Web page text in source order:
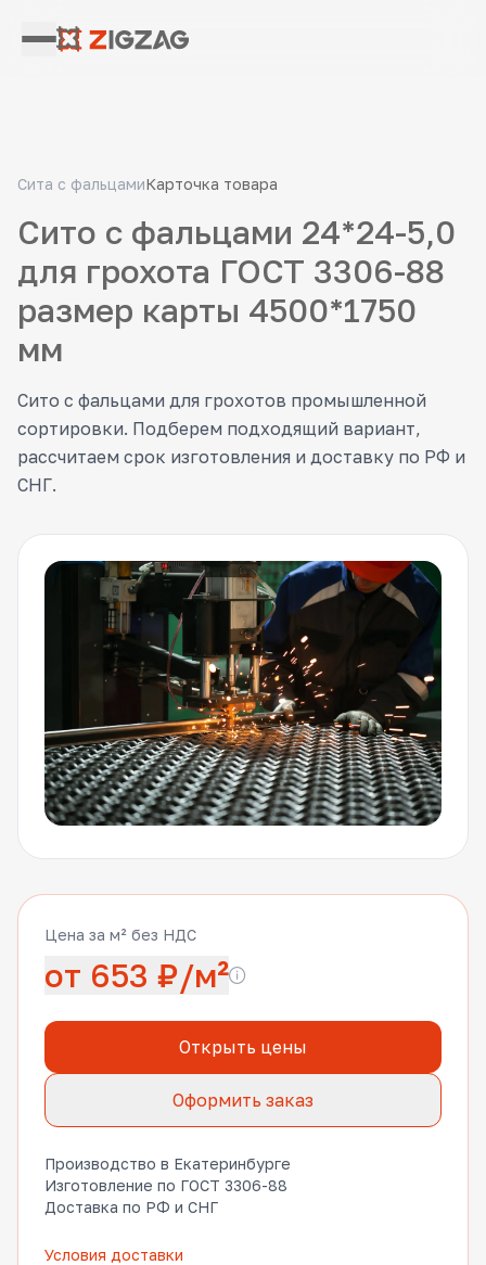
Сита с фальцамиКарточка товара
Сито с фальцами 24*24-5,0
для грохота ГОСТ 3306-88
размер карты 4500*1750
мм
Сито с фальцами для грохотов промышленной
сортировки. Подберем подходящий вариант,
рассчитаем срок изготовления и доставку по РФ и
СНГ.
Цена за м² без НДС
от 653 ₽/м²
Открыть цены
Оформить заказ
Производство в Екатеринбурге
Изготовление по ГОСТ 3306-88
Доставка по РФ и СНГ
Условия доставки